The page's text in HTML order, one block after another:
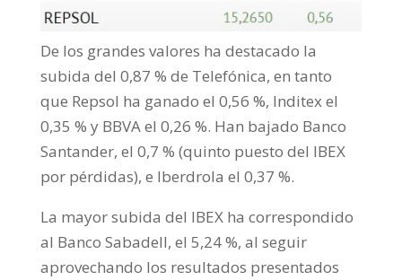
De los grandes valores ha destacado la
subida del 0,87 % de Telefónica, en tanto
que Repsol ha ganado el 0,56 %, Inditex el
0,35 % y BBVA el 0,26 %. Han bajado Banco
Santander, el 0,7 % (quinto puesto del IBEX
por pérdidas), e Iberdrola el 0,37 %.
La mayor subida del IBEX ha correspondido
al Banco Sabadell, el 5,24 %, al seguir
aprovechando los resultados presentados